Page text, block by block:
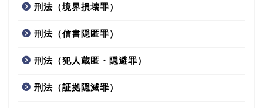
刑法（境界損壊罪）
刑法（信書隠匿罪）
刑法（犯人蔵匿・隠避罪）
刑法（証拠隠滅罪）